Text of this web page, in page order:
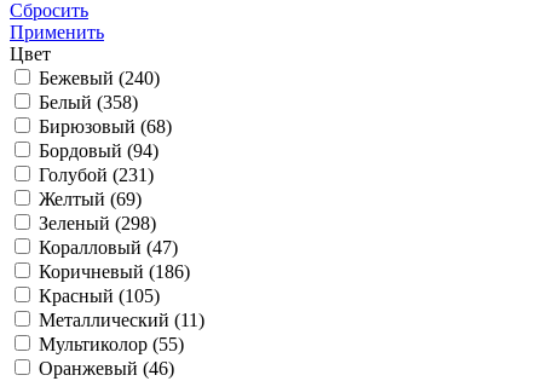
Сбросить
Применить
Цвет
Бежевый (240)
Белый (358)
Бирюзовый (68)
Бордовый (94)
Голубой (231)
Желтый (69)
Зеленый (298)
Коралловый (47)
Коричневый (186)
Красный (105)
Металлический (11)
Мультиколор (55)
Оранжевый (46)